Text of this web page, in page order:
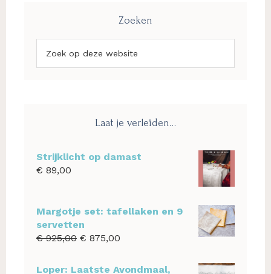
Zoeken
op
Laat je verleiden…
Strijklicht op damast
€ 89,00
Margotje set: tafellaken en 9
servetten
€925,00 Oorspronkelijke
was:
€ 875,00
Loper: Laatste Avondmaal,